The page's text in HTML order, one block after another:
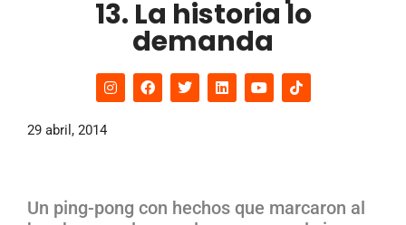
13. La historia lo
demanda
29 abril, 2014
Un ping-pong con hechos que marcaron al